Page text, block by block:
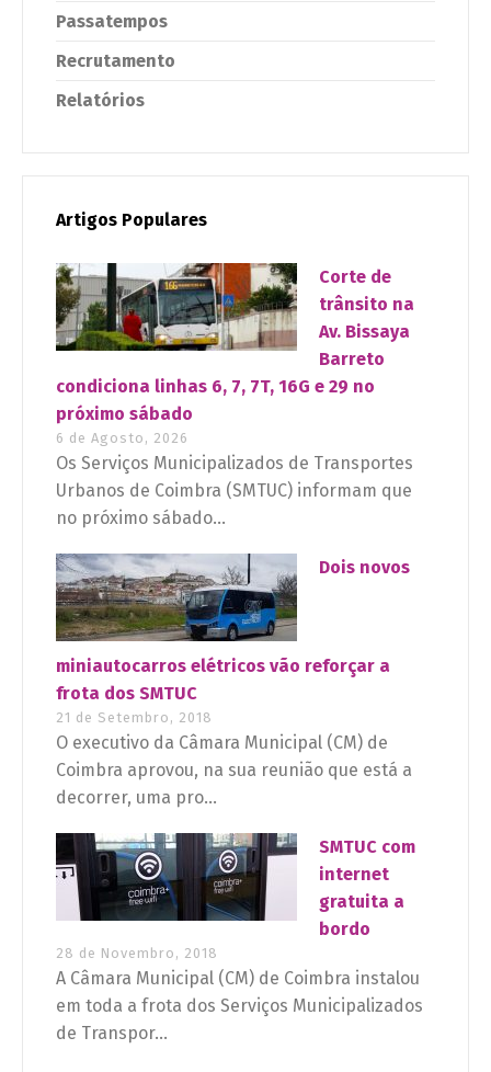
Passatempos
Recrutamento
Relatórios
Artigos Populares
Corte de
trânsito na
Av. Bissaya
Barreto
condiciona linhas 6, 7, 7T, 16G e 29 no
próximo sábado
6 de Agosto, 2026
Os Serviços Municipalizados de Transportes
Urbanos de Coimbra (SMTUC) informam que
no próximo sábado...
Dois novos
miniautocarros elétricos vão reforçar a
frota dos SMTUC
21 de Setembro, 2018
O executivo da Câmara Municipal (CM) de
Coimbra aprovou, na sua reunião que está a
decorrer, uma pro...
SMTUC com
internet
gratuita a
bordo
28 de Novembro, 2018
A Câmara Municipal (CM) de Coimbra instalou
em toda a frota dos Serviços Municipalizados
de Transpor...